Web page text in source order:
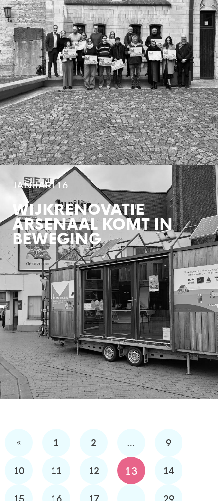
JANUARI 16
WIJKRENOVATIE
ARSENAAL KOMT IN
BEWEGING
« 1 2 … 9
10 11 12 13 14
15 16 17 … 29